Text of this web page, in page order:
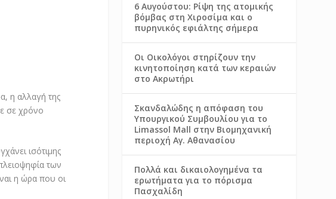
η αλλαγή της
σε χρόνο
ισότιμης
των
η ώρα που οι
6 Αυγούστου: Ρίψη της ατομικής
βόμβας στη Χιροσίμα και ο
πυρηνικός εφιάλτης σήμερα
Οι Οικολόγοι στηρίζουν την
κινητοποίηση κατά των κεραιών
στο Ακρωτήρι
Σκανδαλώδης η απόφαση του
Υπουργικού Συμβουλίου για το
Limassol Mall στην Βιομηχανική
περιοχή Αγ. Αθανασίου
Πολλά και δικαιολογημένα τα
ερωτήματα για το πόρισμα
Πασχαλίδη